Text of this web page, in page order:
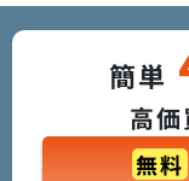
簡単
高
無料